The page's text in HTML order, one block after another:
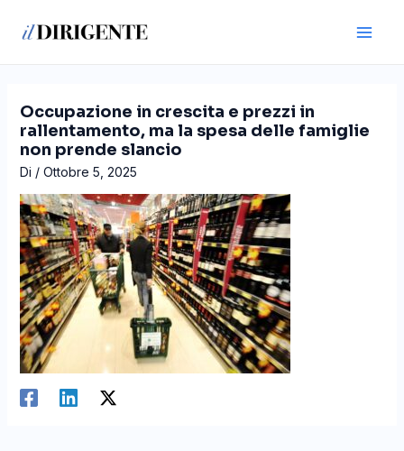
Occupazione in crescita e prezzi in
rallentamento, ma la spesa delle famiglie
non prende slancio
Di / Ottobre 5, 2025
articoli